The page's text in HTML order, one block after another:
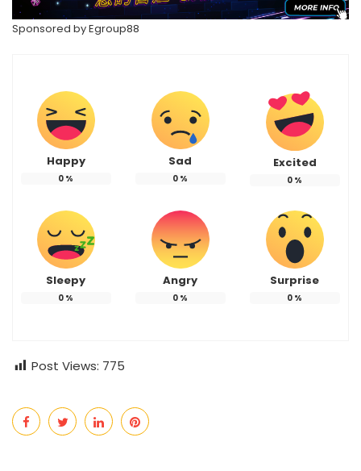
Sponsored byEgroup88
Happy
0 %
Sad
0 %
Excited
0 %
Sleepy
0 %
Angry
0 %
Surprise
0 %
Post Views: 775